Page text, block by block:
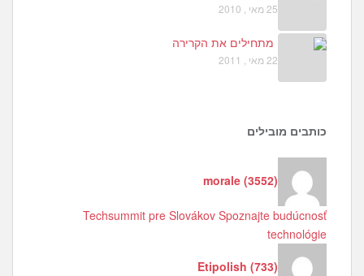
25 מאי , 2010
מתחילים את הקרירה
22 מאי , 2011
כותבים מובילים
morale (3552)
Techsummit pre Slovákov Spoznajte budúcnosť
technológie
Etipolish (733)